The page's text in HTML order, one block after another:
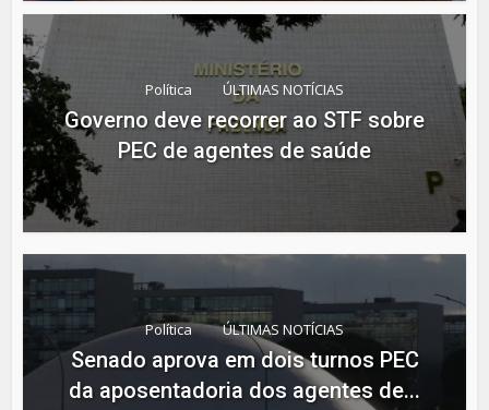
Política ÚLTIMAS NOTÍCIAS
Governo deve recorrer ao STF sobre
PEC de agentes de saúde
Política ÚLTIMAS NOTÍCIAS
Senado aprova em dois turnos PEC
da aposentadoria dos agentes de...